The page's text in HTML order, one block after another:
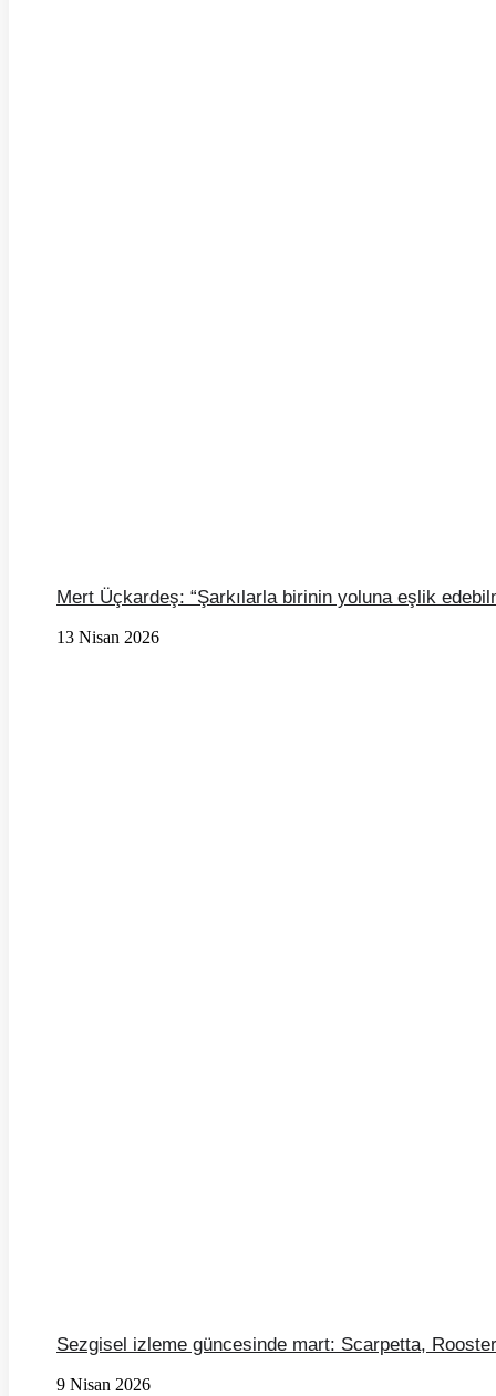
Mert Üçkardeş: “Şarkılarla birinin yoluna eşlik
13 Nisan 2026
Sezgisel izleme güncesinde mart: Scarpetta,
9 Nisan 2026